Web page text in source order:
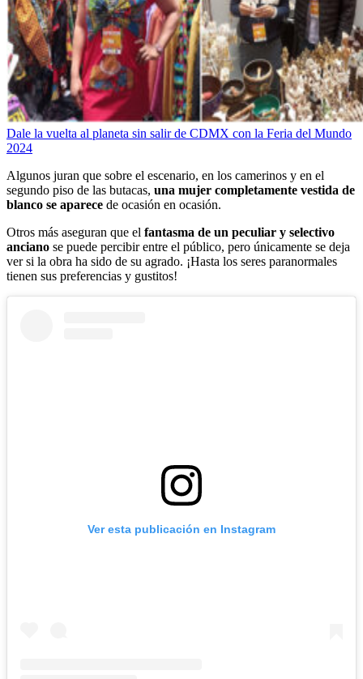
Dale la vuelta al planeta sin salir de CDMX con la Feria del Mundo
2024
Algunos juran que sobre el escenario, en los camerinos y en el
segundo piso de las butacas, una mujer completamente vestida de
blanco se aparece de ocasión en ocasión.
Otros más aseguran que el fantasma de un peculiar y selectivo
anciano se puede percibir entre el público, pero únicamente se deja
ver si la obra ha sido de su agrado. ¡Hasta los seres paranormales
tienen sus preferencias y gustitos!
Ver esta publicación en Instagram